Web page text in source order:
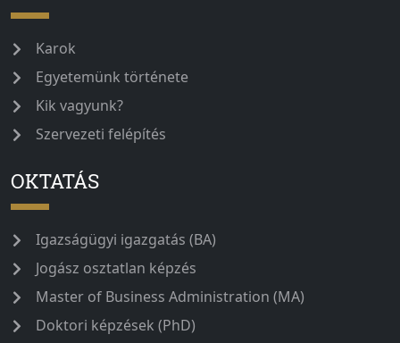
Karok
Egyetemünk története
Kik vagyunk?
Szervezeti felépítés
OKTATÁS
Igazságügyi igazgatás (BA)
Jogász osztatlan képzés
Master of Business Administration (MA)
Doktori képzések (PhD)